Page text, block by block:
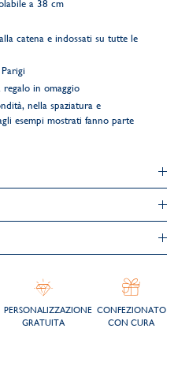
a 38 cm
catena e indossati su tutte le
in omaggio
nella spaziatura e
esempi mostrati fanno parte
PERSONALIZZAZIONE
GRATUITA
CONFEZIONATO
CON CURA